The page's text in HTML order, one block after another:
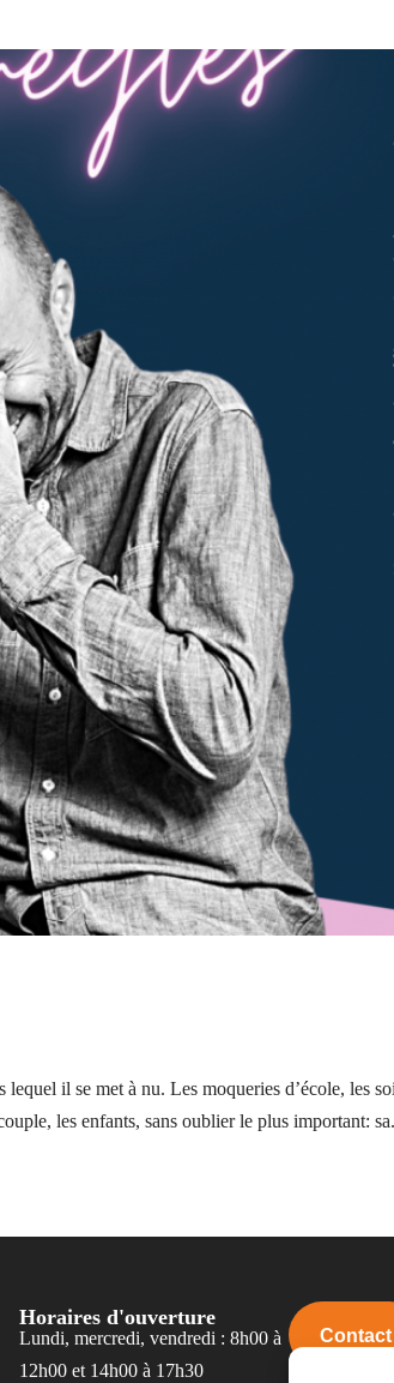
il se met à nu. Les moqueries d’école, les
les enfants, sans oublier le plus important:
Horaires d'ouverture
Lundi, mercredi, vendredi : 8h00 à
12h00 et 14h00 à 17h30
Contact